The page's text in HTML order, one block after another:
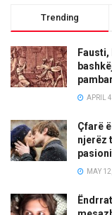
Trending
APRIL
Çfarë
njerëz
MAY